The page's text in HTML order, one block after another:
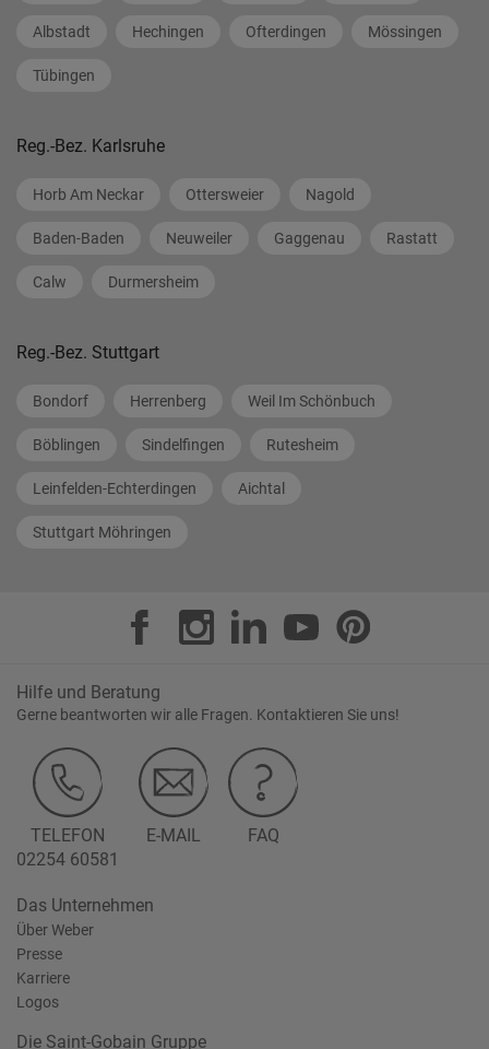
Albstadt Hechingen Ofterdingen Mössingen
Tübingen
Reg.-Bez. Karlsruhe
Horb Am Neckar Ottersweier Nagold
Baden-Baden Neuweiler Gaggenau Rastatt
Calw Durmersheim
Reg.-Bez. Stuttgart
Bondorf Herrenberg Weil Im Schönbuch
Böblingen Sindelfingen Rutesheim
Leinfelden-Echterdingen Aichtal
Stuttgart Möhringen
Hilfe und Beratung
Gerne beantworten wir alle Fragen. Kontaktieren Sie uns!
TELEFON
02254 60581
E-MAIL FAQ
Das Unternehmen
Über Weber
Presse
Karriere
Logos
Die Saint-Gobain Gruppe